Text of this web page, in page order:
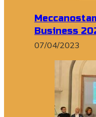
Business
07/04/2023